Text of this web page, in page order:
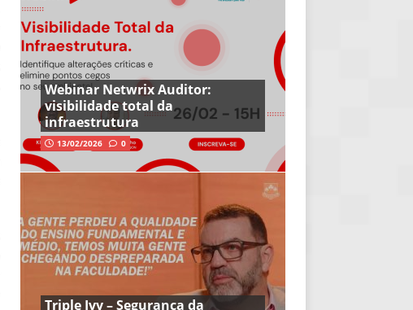
Webinar Netwrix Auditor:
visibilidade total da
infraestrutura
13/02/2026 0
Triple Ivy – Segurança da